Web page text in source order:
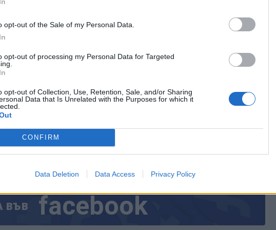
opt-out of the Sale of my Personal Data.
opt-out of processing my Personal Data for Targeted
opt-out of Collection, Use, Retention, Sale, and/or Sharing
Data that Is Unrelated with the Purposes for which it
CONFIRM
Data Deletion Data Access Privacy Policy
съвместно предприятие между аржентинската
НОВИНИ »
Последвайте ни във ВАЙБЪР
ВЪВ facebook